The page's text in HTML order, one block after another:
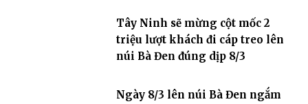
Tây Ninh sẽ mừng cột mốc 2
triệu lượt khách đi cáp treo lên
núi Bà Đen đúng dịp 8/3
Ngày 8/3 lên núi Bà Đen ngắm